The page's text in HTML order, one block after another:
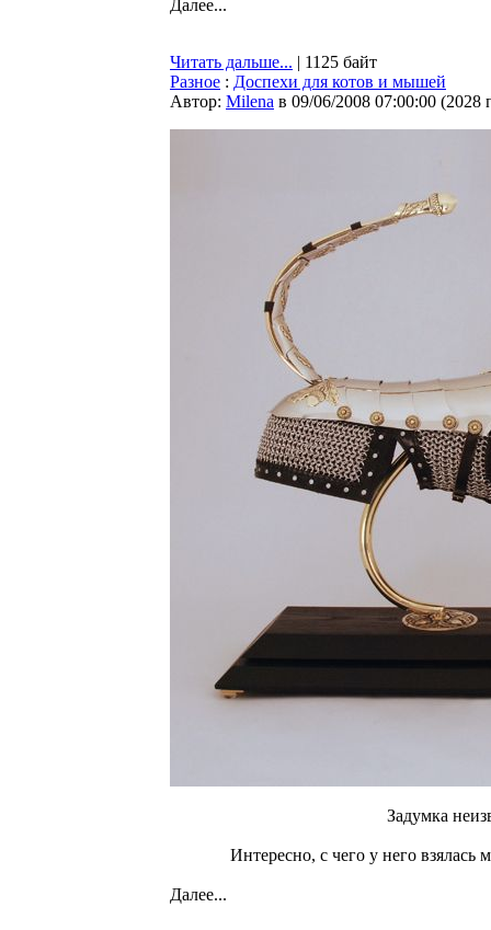
Далее...
Читать дальше... | 1125 байт
Разное : Доспехи для котов и мышей
Автор: Milena в 09/06/2008 07:00:00 (2028
Задумка
Интересно, с чего у него
Далее...